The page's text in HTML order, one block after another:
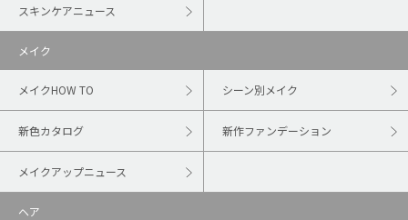
スキンケアニュース
メイク
メイクHOW TO シーン別メイク
新色カタログ 新作ファンデーション
メイクアップニュース
ヘア